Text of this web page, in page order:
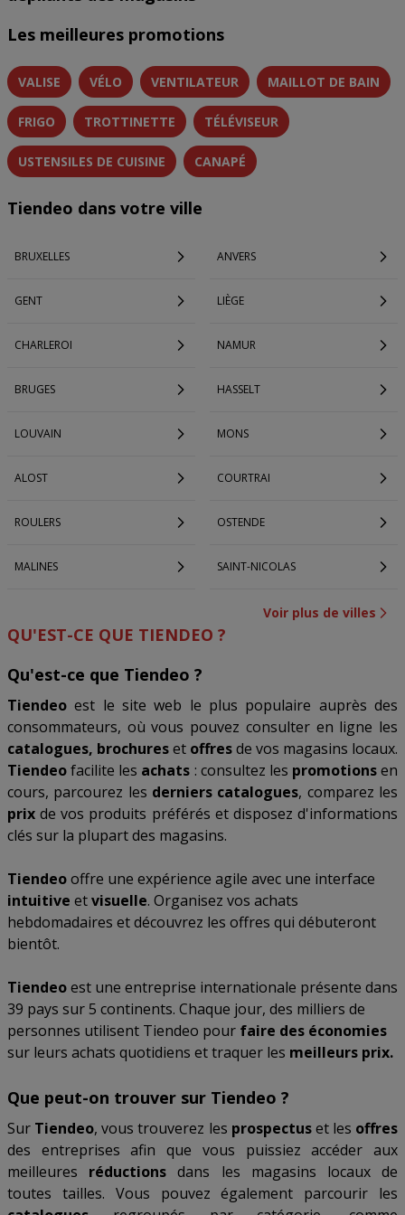
Les meilleures promotions
VALISE VÉLO VENTILATEUR MAILLOT DE BAIN
FRIGO TROTTINETTE TÉLÉVISEUR
USTENSILES DE CUISINE CANAPÉ
Tiendeo dans votre ville
BRUXELLES ANVERS
GENT LIÈGE
CHARLEROI NAMUR
BRUGES HASSELT
LOUVAIN MONS
ALOST COURTRAI
ROULERS OSTENDE
MALINES SAINT-NICOLAS
Voir plus de villes
QU'EST-CE QUE TIENDEO ?
Qu'est-ce que Tiendeo ?
Tiendeo est le site web le plus populaire auprès des
consommateurs, où vous pouvez consulter en ligne les
catalogues, brochureset offresde vos magasins locaux.
Tiendeofacilite les achats : consultez les promotionsen
cours, parcourez les derniers catalogues, comparez les
prix de vos produits préférés et disposez d'informations
clés sur la plupart des magasins.
Tiendeooffre une expérience agile avec une interface
intuitive etvisuelle. Organisez vos achats
hebdomadaires et découvrez les offres qui débuteront
bientôt.
Tiendeoest une entreprise internationale présente dans
39 pays sur 5 continents. Chaque jour, des milliers de
personnes utilisent Tiendeo pour faire des économies
sur leurs achats quotidiens et traquer les meilleurs prix.
Que peut-on trouver sur Tiendeo ?
Sur Tiendeo, vous trouverez les prospectuset les offres
des entreprises afin que vous puissiez accéder aux
meilleures réductions dans les magasins locaux de
toutes tailles. Vous pouvez également parcourir les